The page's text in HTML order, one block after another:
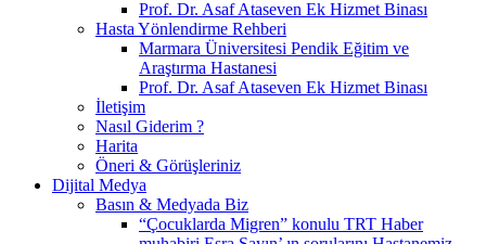
Prof. Dr. Asaf Ataseven Ek Hizmet Binası
Hasta Yönlendirme Rehberi
Marmara Üniversitesi Pendik Eğitim ve
Araştırma Hastanesi
Prof. Dr. Asaf Ataseven Ek Hizmet Binası
İletişim
Nasıl Giderim ?
Harita
Öneri & Görüşleriniz
Dijital Medya
Basın & Medyada Biz
“Çocuklarda Migren” konulu TRT Haber